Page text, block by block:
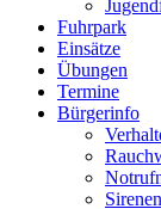
Fuhrpark
Einsätze
Übungen
Termine
Bürgerinfo